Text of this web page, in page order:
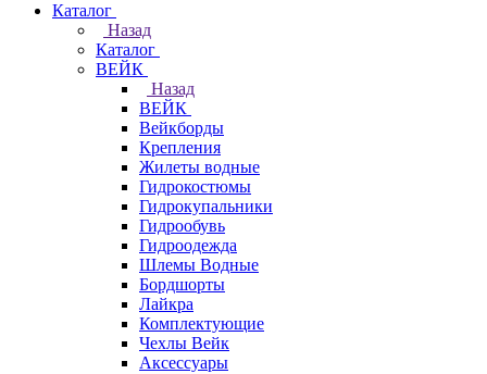
Каталог
Назад
Каталог
ВЕЙК
Назад
ВЕЙК
Вейкборды
Крепления
Жилеты водные
Гидрокостюмы
Гидрокупальники
Гидрообувь
Гидроодежда
Шлемы Водные
Бордшорты
Лайкра
Комплектующие
Чехлы Вейк
Аксессуары